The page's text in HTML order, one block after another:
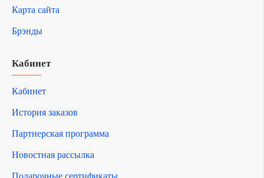
Карта сайта
Брэнды
Кабинет
Кабинет
История заказов
Партнерская программа
Новостная рассылка